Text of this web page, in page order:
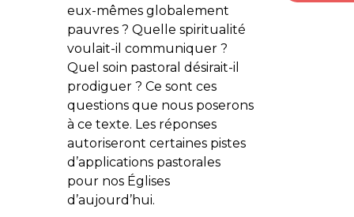
eux-mêmes globalement
pauvres ? Quelle spiritualité
voulait-il communiquer ?
Quel soin pastoral désirait-il
prodiguer ? Ce sont ces
questions que nous poserons
à ce texte. Les réponses
autoriseront certaines pistes
d’applications pastorales
pour nos Églises
d’aujourd’hui.